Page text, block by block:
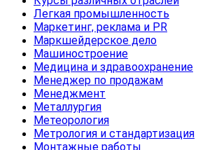
Легкая промышленность
Маркетинг, реклама и PR
Маркшейдерское дело
Машиностроение
Медицина и здравоохранение
Менеджер по продажам
Менеджмент
Металлургия
Метеорология
Метрология и стандартизация
Монтажные работы